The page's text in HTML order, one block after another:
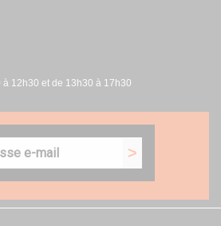
12h30 et de 13h30 à 17h30